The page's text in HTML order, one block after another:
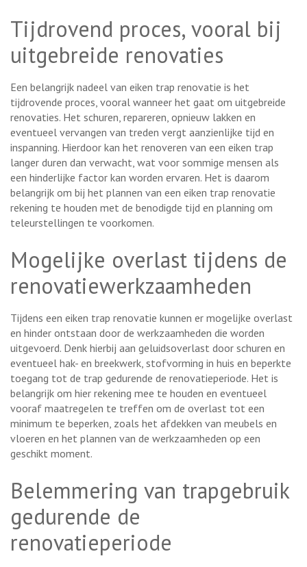
Tijdrovend proces, vooral bij
uitgebreide renovaties
Een belangrijk nadeel van eiken trap renovatie is het
tijdrovende proces, vooral wanneer het gaat om uitgebreide
renovaties. Het schuren, repareren, opnieuw lakken en
eventueel vervangen van treden vergt aanzienlijke tijd en
inspanning. Hierdoor kan het renoveren van een eiken trap
langer duren dan verwacht, wat voor sommige mensen als
een hinderlijke factor kan worden ervaren. Het is daarom
belangrijk om bij het plannen van een eiken trap renovatie
rekening te houden met de benodigde tijd en planning om
teleurstellingen te voorkomen.
Mogelijke overlast tijdens de
renovatiewerkzaamheden
Tijdens een eiken trap renovatie kunnen er mogelijke overlast
en hinder ontstaan door de werkzaamheden die worden
uitgevoerd. Denk hierbij aan geluidsoverlast door schuren en
eventueel hak- en breekwerk, stofvorming in huis en beperkte
toegang tot de trap gedurende de renovatieperiode. Het is
belangrijk om hier rekening mee te houden en eventueel
vooraf maatregelen te treffen om de overlast tot een
minimum te beperken, zoals het afdekken van meubels en
vloeren en het plannen van de werkzaamheden op een
geschikt moment.
Belemmering van trapgebruik
gedurende de
renovatieperiode